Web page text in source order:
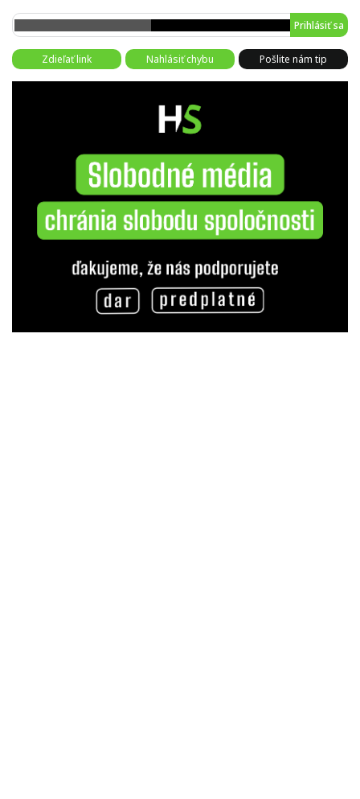
Prihlásiť sa
Zdieľať link Nahlásiť chybu Pošlite nám tip